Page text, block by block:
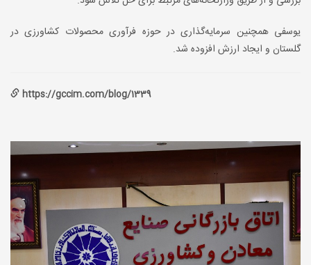
یوسفی همچنین سرمایه‌گذاری در حوزه فرآوری محصولات کشاورزی در
گلستان و ایجاد ارزش افزوده شد.
https://gccim.com/blog/1339